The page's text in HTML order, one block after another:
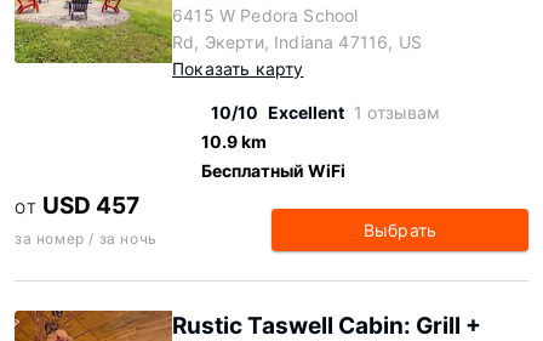
6415 W Pedora School
Rd, Экерти, Indiana 47116, US
Показать карту
10/10 Excellent 1 отзывам
10.9 km
Бесплатный WiFi
ОТ USD 457
за номер / за ночь Выбрать
Rustic Taswell Cabin: Grill +